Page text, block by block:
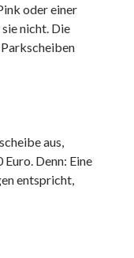
oder einer
nicht. Die
aus,
Denn: Eine
entspricht,